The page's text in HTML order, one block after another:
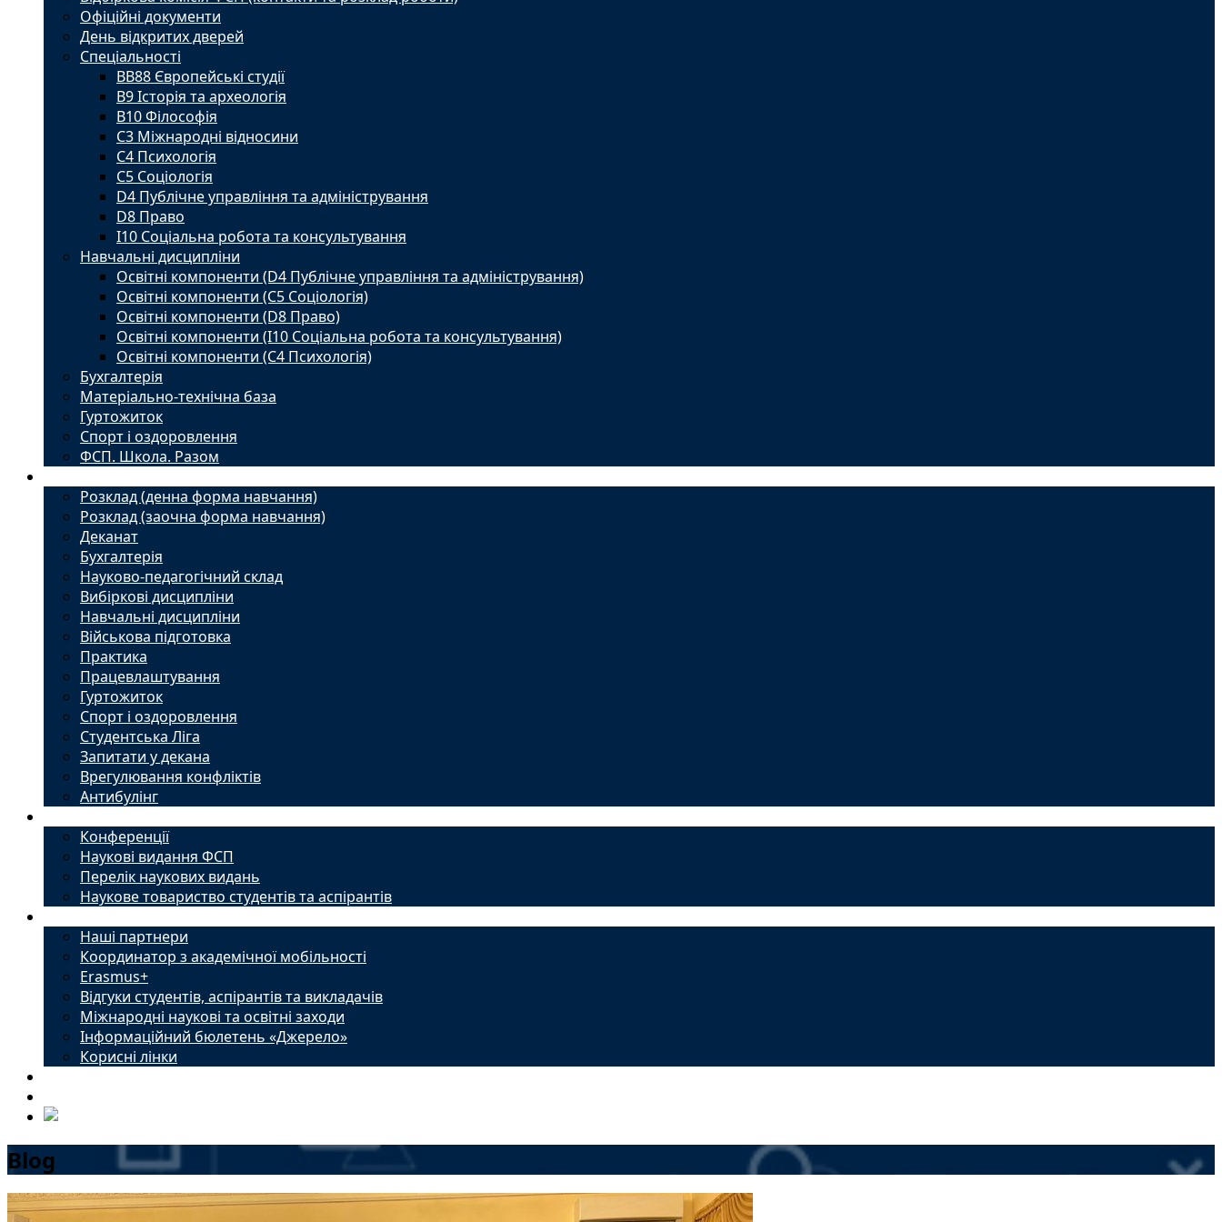
Офіційні документи
День відкритих дверей
Спеціальності
BВ88 Європейські студії
B9 Історія та археологія
B10 Філософія
C3 Міжнародні відносини
C4 Психологія
С5 Соціологія
D4 Публічне управління та адміністрування
D8 Право
I10 Соціальна робота та консультування
Навчальні дисципліни
Освітні компоненти (D4 Публічне управління та адміністрування)
Освітні компоненти (С5 Соціологія)
Освітні компоненти (D8 Право)
Освітні компоненти (I10 Соціальна робота та консультування)
Освітні компоненти (С4 Психологія)
Бухгалтерія
Матеріально-технічна база
Гуртожиток
Спорт і оздоровлення
ФСП. Школа. Разом
Розклад (денна форма навчання)
Розклад (заочна форма навчання)
Деканат
Бухгалтерія
Науково-педагогічний склад
Вибіркові дисципліни
Навчальні дисципліни
Військова підготовка
Практика
Працевлаштування
Гуртожиток
Спорт і оздоровлення
Студентська Ліга
Запитати у декана
Врегулювання конфліктів
Антибулінг
Конференції
Наукові видання ФСП
Перелік наукових видань
Наукове товариство студентів та аспірантів
Наші партнери
Координатор з академічної мобільності
Erasmus+
Відгуки студентів, аспірантів та викладачів
Міжнародні наукові та освітні заходи
Інформаційний бюлетень «Джерело»
Корисні лінки
Blog